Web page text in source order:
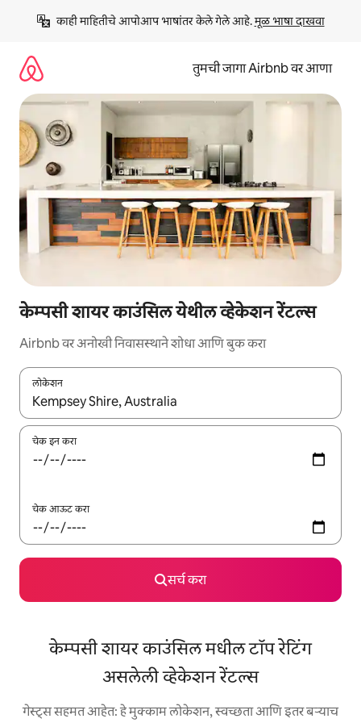
काही माहितीचे आपोआप भाषांतर केले गेले आहे. मूळ भाषा दाखवा
तुमची जागा Airbnb वर आणा
केम्पसी शायर काउंसिल येथील व्हेकेशन रेंटल्स
Airbnb वर अनोखी निवासस्थाने शोधा आणि बुक करा
लोकेशन
जेव्हा परिणाम उपलब्ध असतील, तेव्हा वरच्या आणि खाली बाणांच्या किजसह
चेक इन करा
चेक आऊट करा
सर्च करा
केम्पसी शायर काउंसिल मधील टॉप रेटिंग
असलेली व्हेकेशन रेंटल्स
गेस्ट्स सहमत आहेत: हे मुक्काम लोकेशन, स्वच्छता आणि इतर बऱ्याच